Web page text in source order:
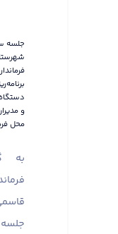
جلسه
و
محل
به